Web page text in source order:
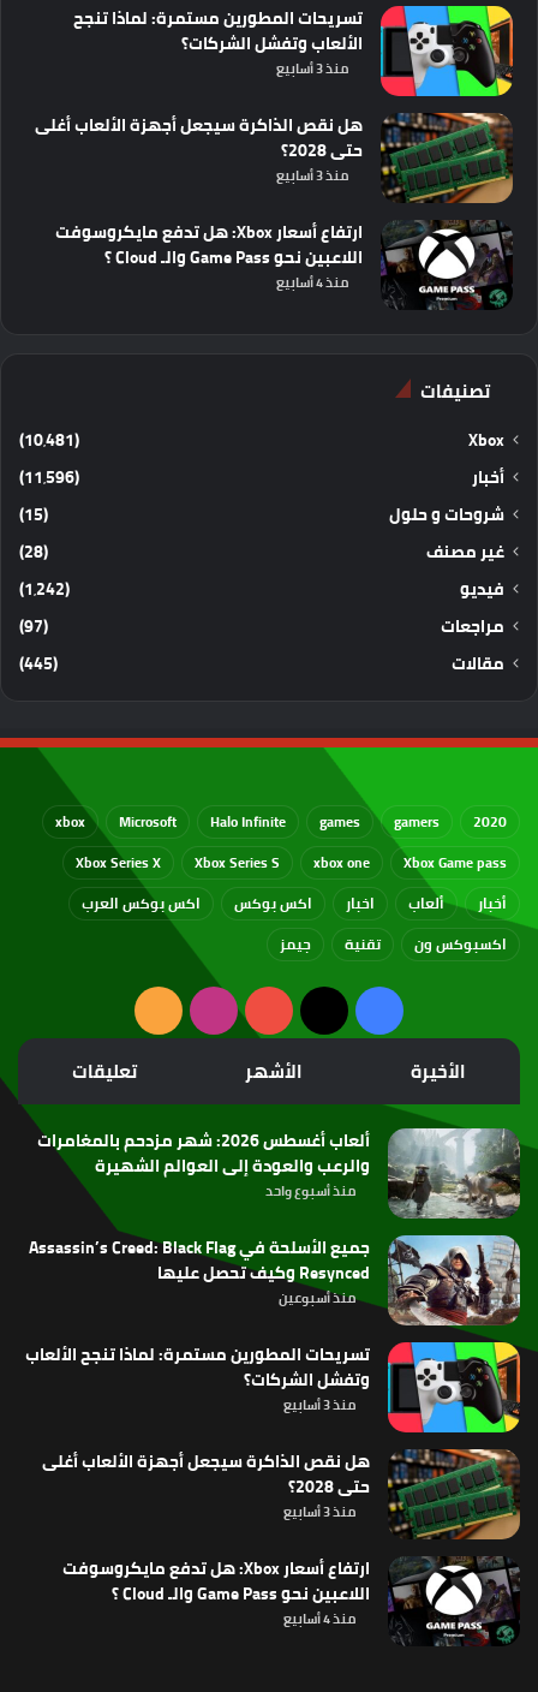
تسريحات المطورين مستمرة: لماذا تنجح
الألعاب وتفشل الشركات؟
منذ 3 أسابيع
هل نقص الذاكرة سيجعل أجهزة الألعاب أغلى
حتى 2028؟
منذ 3 أسابيع
ارتفاع أسعار Xbox: هل تدفع مايكروسوفت
اللاعبين نحو Game Pass والـ Cloud ؟
منذ 4 أسابيع
تصنيفات
Xbox
(10٬481)
أخبار
(11٬596)
شروحات و حلول
(15)
غير مصنف
(28)
فيديو
(1٬242)
مراجعات
(97)
مقالات
(445)
2020
gamers
games
Halo Infinite
Microsoft
xbox
Xbox Game pass
xbox one
Xbox Series S
Xbox Series X
أخبار
ألعاب اخبار اكس بوكس
اكس بوكس العرب
اكسبوكس ون
تقنية جيمز
فيسبوك
‫X
‫YouTubeانستقرامملخص
الموقع
RSS
الأخيرة الأشهر تعليقات
ألعاب أغسطس 2026: شهر مزدحم بالمغامرات
والرعب والعودة إلى العوالم الشهيرة
منذ أسبوع واحد
جميع الأسلحة في Assassin’s Creed: Black Flag
Resynced وكيف تحصل عليها
منذ أسبوعين
تسريحات المطورين مستمرة: لماذا تنجح الألعاب
وتفشل الشركات؟
منذ 3 أسابيع
هل نقص الذاكرة سيجعل أجهزة الألعاب أغلى
حتى 2028؟
منذ 3 أسابيع
ارتفاع أسعار Xbox: هل تدفع مايكروسوفت
اللاعبين نحو Game Pass والـ Cloud ؟
منذ 4 أسابيع